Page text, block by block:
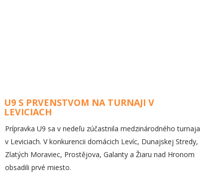
U9 S PRVENSTVOM NA TURNAJI V
LEVICIACH
Prípravka U9 sa v nedeľu zúčastnila medzinárodného turnaja
v Leviciach. V konkurencii domácich Levíc, Dunajskej Stredy,
Zlatých Moraviec, Prostějova, Galanty a Žiaru nad Hronom
obsadili prvé miesto.